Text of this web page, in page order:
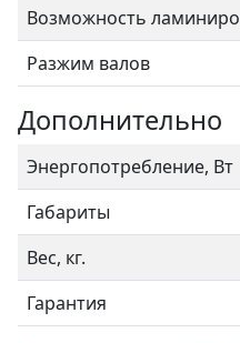
Возможность
Разжим валов
Дополнительно
Энергопотребление, Вт
Габариты
Вес, кг.
Гарантия